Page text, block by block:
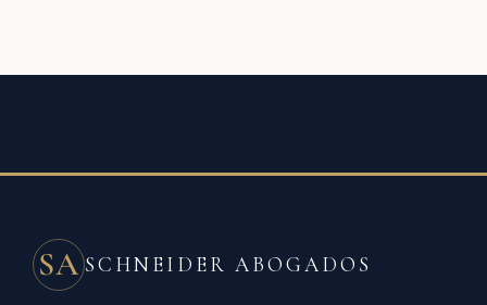
SA SCHNEIDER ABOGADOS